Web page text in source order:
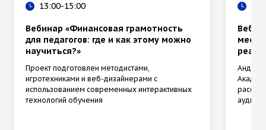
13:00-15:00
Вебинар «Финансовая грамотность
для педагогов: где и как этому можно
научиться?»
Проект подготовлен методистами,
игротехниками и веб-дизайнерами с
использованием современных интерактивных
технологий обучения
Андрей